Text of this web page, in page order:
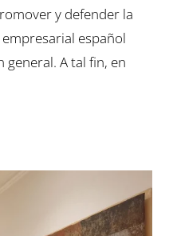
y defender la
español
general. A tal fin, en